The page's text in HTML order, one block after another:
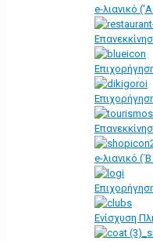
e-λιανικό
e-λιανικό
Ενίσχυση